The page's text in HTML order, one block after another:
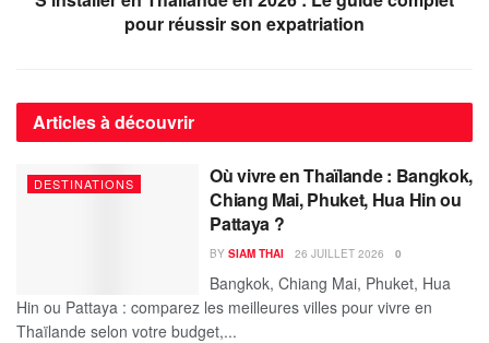
pour réussir son expatriation
Articles à découvrir
DESTINATIONS
Où vivre en Thaïlande : Bangkok,
Chiang Mai, Phuket, Hua Hin ou
Pattaya ?
BY SIAM THAI 26 JUILLET 2026 0
Bangkok, Chiang Mai, Phuket, Hua
Hin ou Pattaya : comparez les meilleures villes pour vivre en
Thaïlande selon votre budget,...